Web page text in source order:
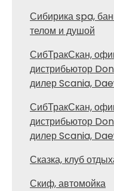
Сибирика spa,
телом и душой
СибТракСкан,
дистрибьютор
дилер Scania,
СибТракСкан,
дистрибьютор
дилер Scania,
Сказка, клуб
Скиф, автомойка